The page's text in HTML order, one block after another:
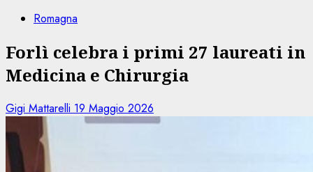
Romagna
Forlì celebra i primi 27 laureati in
Medicina e Chirurgia
Gigi Mattarelli 19 Maggio 2026